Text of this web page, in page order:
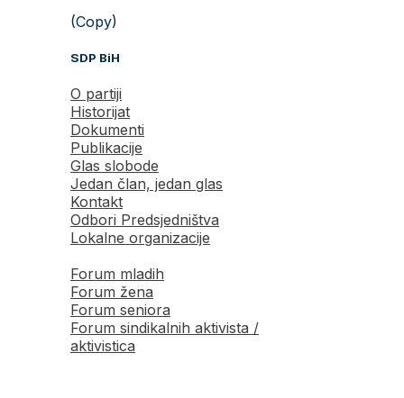
(Copy)
SDP BiH
O partiji
Historijat
Dokumenti
Publikacije
Glas slobode
Jedan član, jedan glas
Kontakt
Odbori Predsjedništva
Lokalne organizacije
Forum mladih
Forum žena
Forum seniora
Forum sindikalnih aktivista /
aktivistica